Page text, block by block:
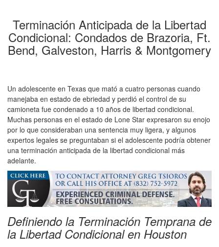
Terminación Anticipada de la Libertad
Condicional: Condados de Brazoria, Ft.
Bend, Galveston, Harris & Montgomery
Un adolescente en Texas que mató a cuatro personas cuando
manejaba en estado de ebriedad y perdió el control de su
camioneta fue condenado a 10 años de libertad condicional.
Muchas personas en el estado de Lone Star expresaron su enojo
por lo que consideraban una sentencia muy ligera, y algunos
expertos legales se preguntaban si el adolescente podría obtener
una terminación anticipada de la libertad condicional más
adelante.
Definiendo la Terminación Temprana de
la Libertad Condicional en Houston